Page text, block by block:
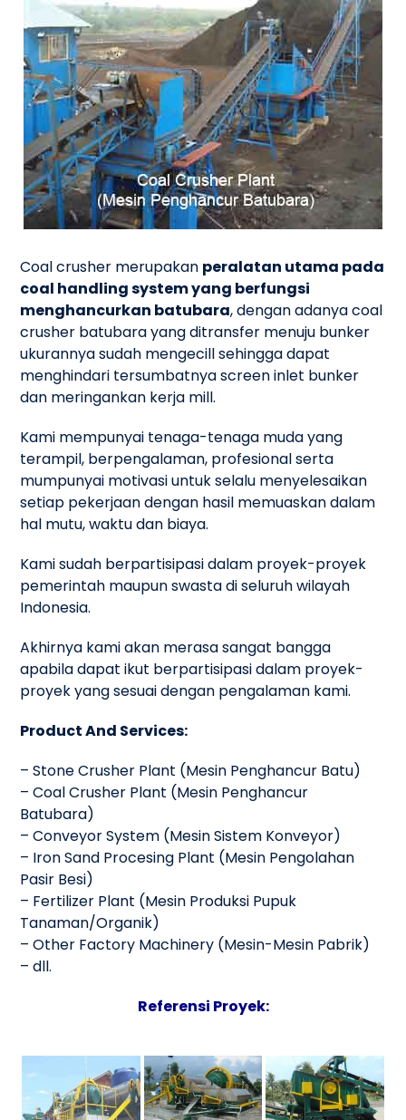
Coal crusher merupakan peralatan utama pada
coal handling system yang berfungsi
menghancurkan batubara, dengan adanya coal
crusher batubara yang ditransfer menuju bunker
ukurannya sudah mengecill sehingga dapat
menghindari tersumbatnya screen inlet bunker
dan meringankan kerja mill.
Kami mempunyai tenaga-tenaga muda yang
terampil, berpengalaman, profesional serta
mumpunyai motivasi untuk selalu menyelesaikan
setiap pekerjaan dengan hasil memuaskan dalam
hal mutu, waktu dan biaya.
Kami sudah berpartisipasi dalam proyek-proyek
pemerintah maupun swasta di seluruh wilayah
Indonesia.
Akhirnya kami akan merasa sangat bangga
apabila dapat ikut berpartisipasi dalam proyek-
proyek yang sesuai dengan pengalaman kami.
Product And Services:
– Stone Crusher Plant (Mesin Penghancur Batu)
– Coal Crusher Plant (Mesin Penghancur
Batubara)
– Conveyor System (Mesin Sistem Konveyor)
– Iron Sand Procesing Plant (Mesin Pengolahan
Pasir Besi)
– Fertilizer Plant (Mesin Produksi Pupuk
Tanaman/Organik)
– Other Factory Machinery (Mesin-Mesin Pabrik)
– dll.
Referensi Proyek: